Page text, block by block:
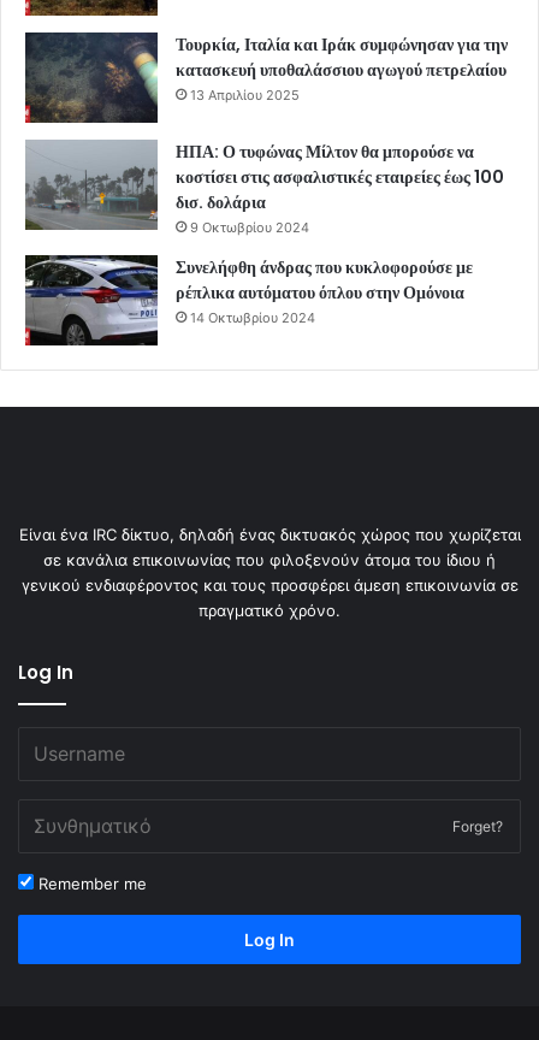
Τουρκία, Ιταλία και Ιράκ συμφώνησαν για την
κατασκευή υποθαλάσσιου αγωγού πετρελαίου
13 Απριλίου 2025
ΗΠΑ: Ο τυφώνας Μίλτον θα μπορούσε να
κοστίσει στις ασφαλιστικές εταιρείες έως 100
δισ. δολάρια
9 Οκτωβρίου 2024
Συνελήφθη άνδρας που κυκλοφορούσε με
ρέπλικα αυτόματου όπλου στην Ομόνοια
14 Οκτωβρίου 2024
Είναι ένα IRC δίκτυο, δηλαδή ένας δικτυακός χώρος που χωρίζεται
σε κανάλια επικοινωνίας που φιλοξενούν άτομα του ίδιου ή
γενικού ενδιαφέροντος και τους προσφέρει άμεση επικοινωνία σε
πραγματικό χρόνο.
Log In
Forget?
Remember me
Log In